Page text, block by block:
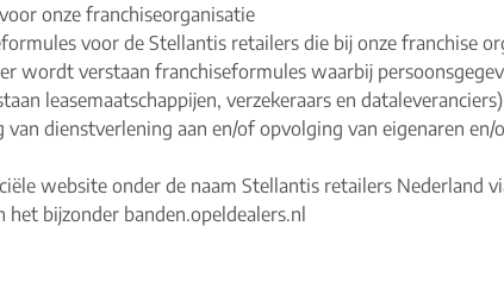
onze franchiseorganisatie
voor de Stellantis retailers die bij onze franchise
wordt verstaan franchiseformules waarbij
leasemaatschappijen, verzekeraars en
dienstverlening aan en/of opvolging van eigenaren en/
website onder de naam Stellantis retailers Nederland
bijzonder banden.opeldealers.nl